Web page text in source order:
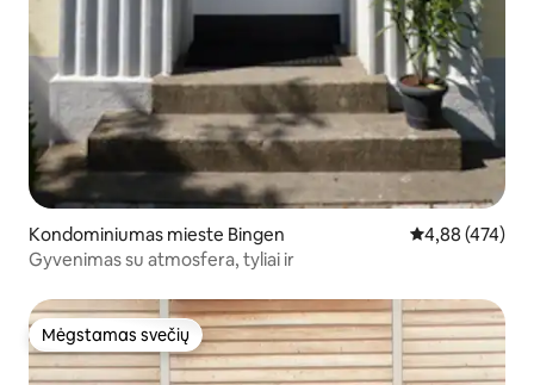
Kondominiumas mieste Bingen Vidutinis
4,88 (474)
Gyvenimas su atmosfera, tyliai ir
Mėgstamas svečių
Mėgstamas svečių